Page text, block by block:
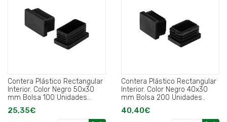
Contera Plástico Rectangular
Interior. Color Negro 50x30
mm Bolsa 100 Unidades..
25,35€
Contera Plástico Rectangular
Interior. Color Negro 40x30
mm Bolsa 200 Unidades..
40,40€